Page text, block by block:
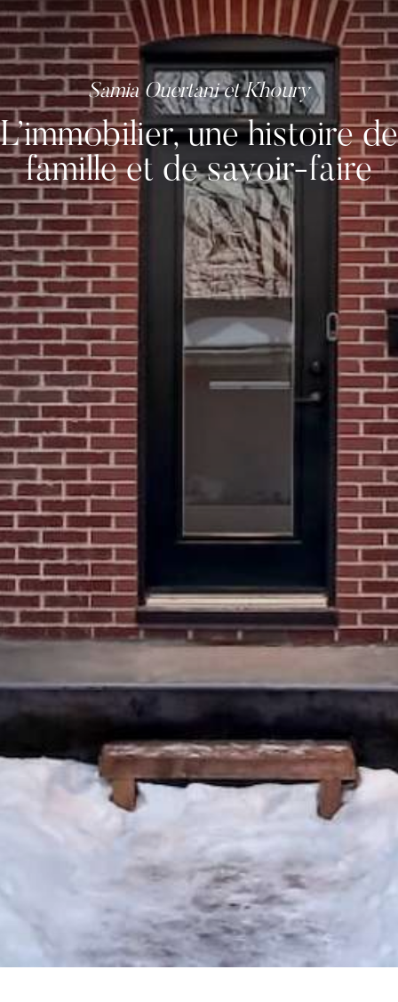
L’immobilier, une histoire de
famille et de savoir-faire